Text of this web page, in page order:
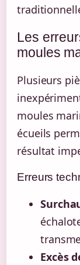
Les
moules
Plusieurs
moules
écueils
résultat
Erreurs
Excès